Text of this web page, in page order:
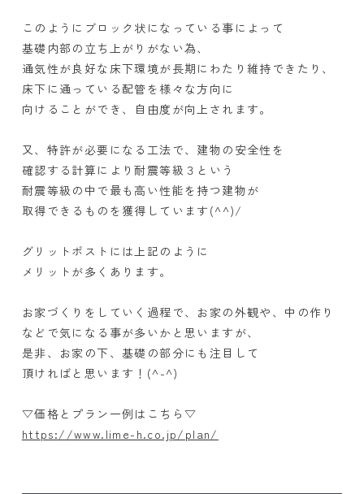
このようにブロック状になっている事によって
基礎内部の立ち上がりがない為、
通気性が良好な床下環境が長期にわたり維持できたり、
床下に通っている配管を様々な方向に
向けることができ、自由度が向上されます。
又、特許が必要になる工法で、建物の安全性を
確認する計算により耐震等級３という
耐震等級の中で最も高い性能を持つ建物が
取得できるものを獲得しています(^^)/
グリットポストには上記のように
メリットが多くあります。
お家づくりをしていく過程で、お家の外観や、中の作り
などで気になる事が多いかと思いますが、
是非、お家の下、基礎の部分にも注目して
頂ければと思います！ (^-^)
▽価格とプラン一例はこちら▽
https://www.lime-h.co.jp/plan/